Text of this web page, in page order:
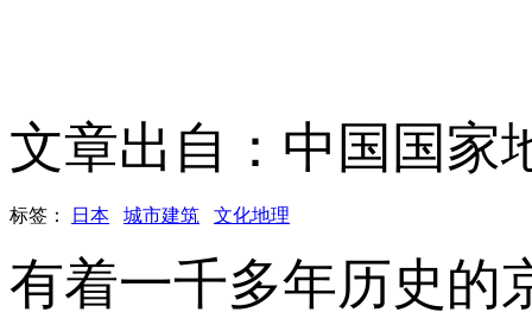
文章出自：中国国家
标签： 日本 城市建筑 文化地理
有着一千多年历史的